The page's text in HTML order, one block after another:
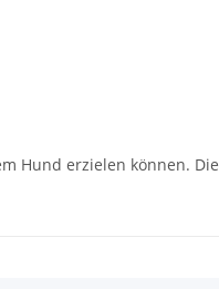
Hund erzielen können. Die